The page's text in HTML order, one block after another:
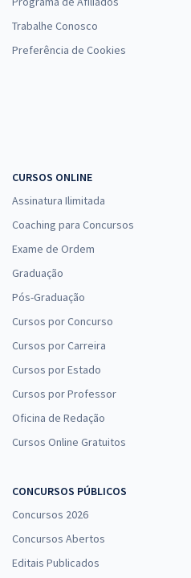
Trabalhe Conosco
Preferência de Cookies
CURSOS ONLINE
Assinatura Ilimitada
Coaching para Concursos
Exame de Ordem
Graduação
Pós-Graduação
Cursos por Concurso
Cursos por Carreira
Cursos por Estado
Cursos por Professor
Oficina de Redação
Cursos Online Gratuitos
CONCURSOS PÚBLICOS
Concursos 2026
Concursos Abertos
Editais Publicados